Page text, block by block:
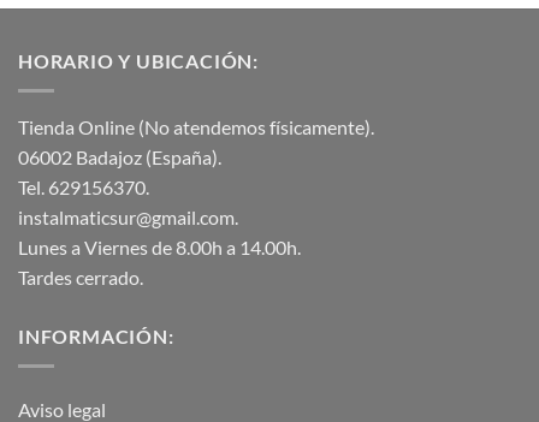
HORARIO Y UBICACIÓN:
Tienda Online (No atendemos físicamente).
06002 Badajoz (España).
Tel. 629156370.
instalmaticsur@gmail.com.
Lunes a Viernes de 8.00h a 14.00h.
Tardes cerrado.
INFORMACIÓN:
Aviso legal